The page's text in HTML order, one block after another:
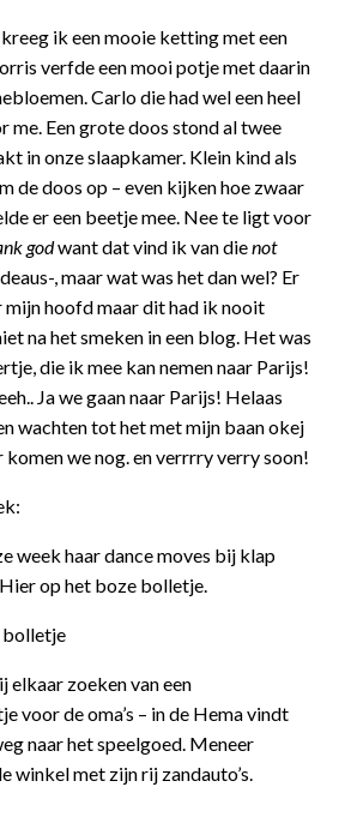
ik een mooie ketting met een
verfde een mooi potje met daarin
Carlo die had wel een heel
me. Een grote doos stond al twee
in onze slaapkamer. Klein kind als
de doos op – even kijken hoe zwaar
er een beetje mee. Nee te ligt voor
godwant dat vind ik van dienot
, maar wat was het dan wel? Er
mijn hoofd maar dit had ik nooit
na het smeken in een blog. Het was
die ik mee kan nemen naar Parijs!
Ja we gaan naar Parijs! Helaas
wachten tot het met mijn baan okej
komen we nog. en verrrry verry soon!
week haar dance moves bij klap
op het boze bolletje.
elkaar zoeken van een
voor de oma’s – in de Hema vindt
naar het speelgoed. Meneer
winkel met zijn rij zandauto’s.